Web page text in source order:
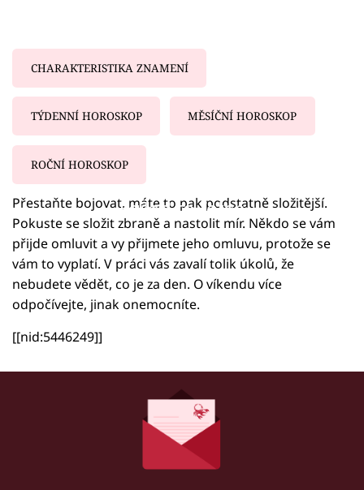
Sledujte nás
CHARAKTERISTIKA ZNAMENÍ
TÝDENNÍ HOROSKOP MĚSÍČNÍ HOROSKOP
ROČNÍ HOROSKOP
Failed to fetch
Přestaňte bojovat, máte to pak podstatně složitější.
Pokuste se složit zbraně a nastolit mír. Někdo se vám
přijde omluvit a vy přijmete jeho omluvu, protože se
vám to vyplatí. V práci vás zavalí tolik úkolů, že
nebudete vědět, co je za den. O víkendu více
odpočívejte, jinak onemocníte.
[[nid:5446249]]